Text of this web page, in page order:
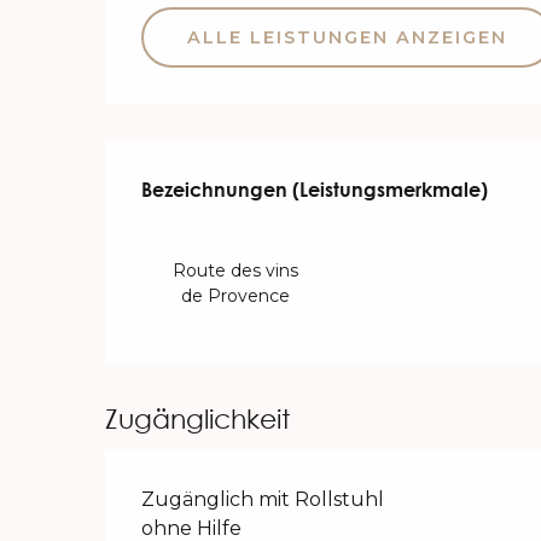
ALLE LEISTUNGEN ANZEIGEN
Bezeichnungen (Leistungsmerkmale)
Bezeichnungen (Leistungsmerkmale)
Route des vins
de Provence
Zugänglichkeit
Zugänglich mit Rollstuhl
ohne Hilfe